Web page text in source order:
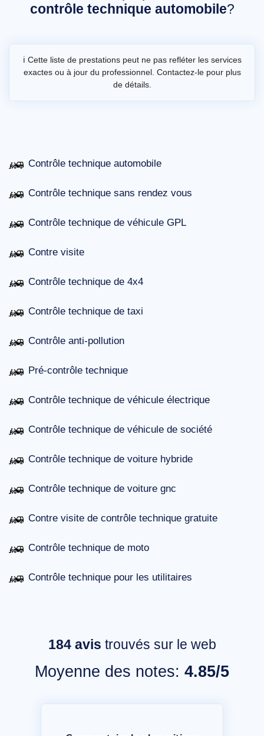
contrôle technique automobile?
ℹ️ Cette liste de prestations peut ne pas refléter les services
exactes ou à jour du professionnel. Contactez-le pour plus
de détails.
Contrôle technique automobile
Contrôle technique sans rendez vous
Contrôle technique de véhicule GPL
Contre visite
Contrôle technique de 4x4
Contrôle technique de taxi
Contrôle anti-pollution
Pré-contrôle technique
Contrôle technique de véhicule électrique
Contrôle technique de véhicule de société
Contrôle technique de voiture hybride
Contrôle technique de voiture gnc
Contre visite de contrôle technique gratuite
Contrôle technique de moto
Contrôle technique pour les utilitaires
184 avis trouvés sur le web
Moyenne des notes: 4.85/5